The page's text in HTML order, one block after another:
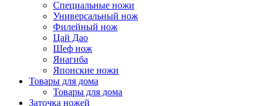
Специальные ножи
Универсальный нож
Филейный нож
Цай Дао
Шеф нож
Янагиба
Японские ножи
Товары для дома
Товары для дома
Заточка ножей